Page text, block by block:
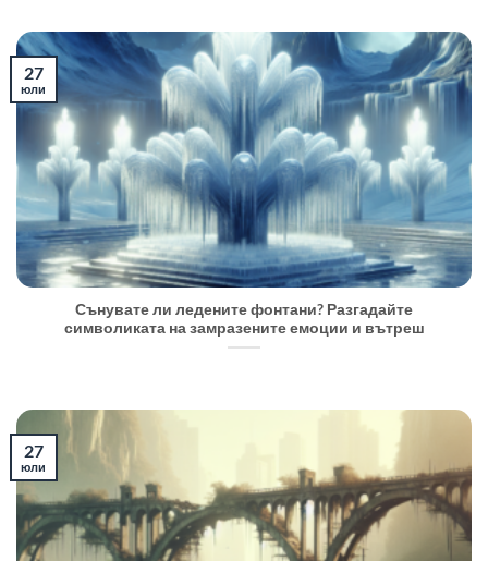
Сънувате ли ледените фонтани? Разгадайте
символиката на замразените емоции и вътреш
27
юли
27
юли